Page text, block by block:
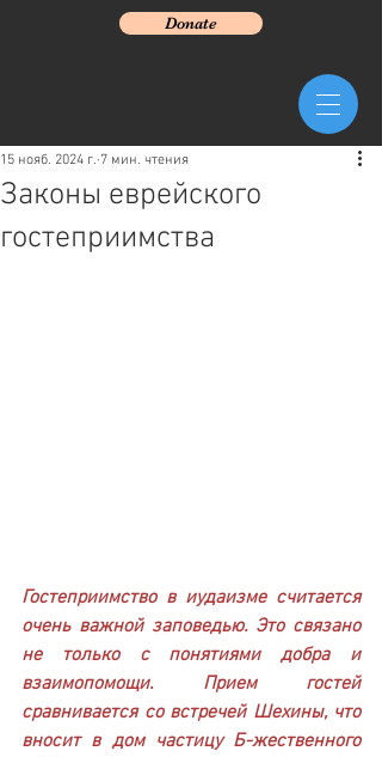
Donate
Законы еврейского
гостеприимства
15 нояб. 2024 г. 7 мин. чтения
Гостеприимство в иудаизме считается
очень важной заповедью. Это связано
не только с понятиями добра и
взаимопомощи. Прием гостей
сравнивается со встречей Шехины, что
вносит в дом частицу Б-жественного